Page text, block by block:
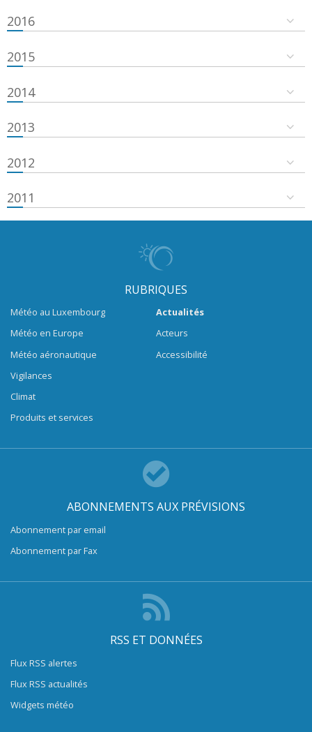
2016
2015
2014
2013
2012
2011
RUBRIQUES
Météo au Luxembourg
Météo en Europe
Météo aéronautique
Vigilances
Climat
Produits et services
Actualités
Acteurs
Accessibilité
ABONNEMENTS AUX PRÉVISIONS
Abonnement par email
Abonnement par Fax
RSS ET DONNÉES
Flux RSS alertes
Flux RSS actualités
Widgets météo